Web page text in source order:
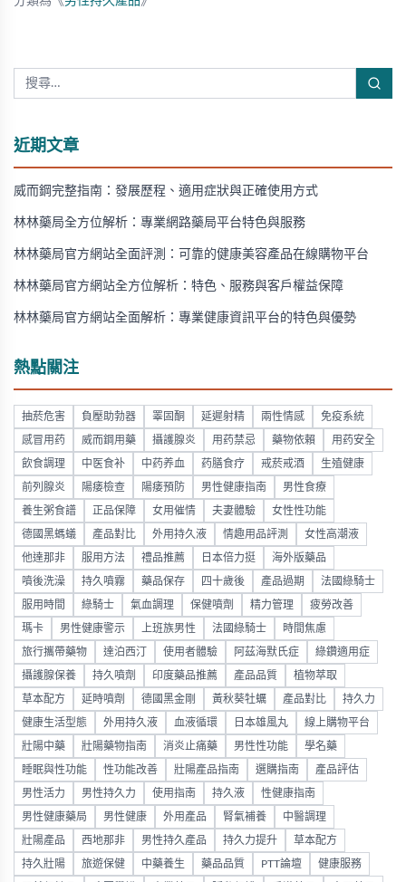
近期文章
威而鋼完整指南：發展歷程、適用症狀與正確使用方式
林林藥局全方位解析：專業網路藥局平台特色與服務
林林藥局官方網站全面評測：可靠的健康美容產品在線購物平台
林林藥局官方網站全方位解析：特色、服務與客戶權益保障
林林藥局官方網站全面解析：專業健康資訊平台的特色與優勢
熱點關注
抽菸危害 負壓助勃器 睪固酮 延遲射精 兩性情感 免疫系統
感冒用药 威而鋼用藥 攝護腺炎 用药禁忌 藥物依賴 用药安全
飲食調理 中医食补 中药养血 药膳食疗 戒菸戒酒 生殖健康
前列腺炎 陽痿檢查 陽痿預防 男性健康指南 男性食療
養生粥食譜 正品保障 女用催情 夫妻體驗 女性性功能
德國黑螞蟻 產品對比 外用持久液 情趣用品評測 女性高潮液
他達那非 服用方法 禮品推薦 日本倍力挺 海外版藥品
噴後洗澡 持久噴霧 藥品保存 四十歲後 產品過期 法國綠騎士
服用時間 綠騎士 氣血調理 保健噴劑 精力管理 疲勞改善
瑪卡 男性健康警示 上班族男性 法國綠騎士 時間焦慮
旅行攜帶藥物 達泊西汀 使用者體驗 阿茲海默氏症 綠鑽適用症
攝護腺保養 持久噴劑 印度藥品推薦 產品品質 植物萃取
草本配方 延時噴劑 德國黑金剛 黃秋葵牡蠣 產品對比 持久力
健康生活型態 外用持久液 血液循環 日本雄風丸 線上購物平台
壯陽中藥 壯陽藥物指南 消炎止痛藥 男性性功能 學名藥
睡眠與性功能 性功能改善 壯陽產品指南 選購指南 產品評估
男性活力 男性持久力 使用指南 持久液 性健康指南
男性健康藥局 男性健康 外用產品 腎氣補養 中醫調理
壯陽產品 西地那非 男性持久產品 持久力提升 草本配方
持久壯陽 旅遊保健 中藥養生 藥品品質 PTT論壇 健康服務